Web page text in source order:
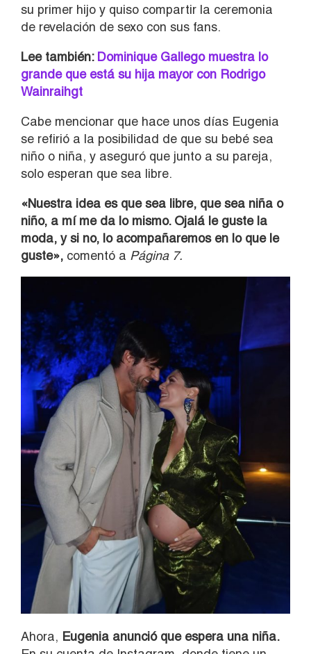
su primer hijo y quiso compartir la ceremonia
de revelación de sexo con sus fans.
Lee también: Dominique Gallego muestra lo
grande que está su hija mayor con Rodrigo
Wainraihgt
Cabe mencionar que hace unos días Eugenia
se refirió a la posibilidad de que su bebé sea
niño o niña, y aseguró que junto a su pareja,
solo esperan que sea libre.
«Nuestra idea es que sea libre, que sea niña o
niño, a mí me da lo mismo. Ojalá le guste la
moda, y si no, lo acompañaremos en lo que le
guste», comentó a Página 7.
Ahora, Eugenia anunció que espera una niña.